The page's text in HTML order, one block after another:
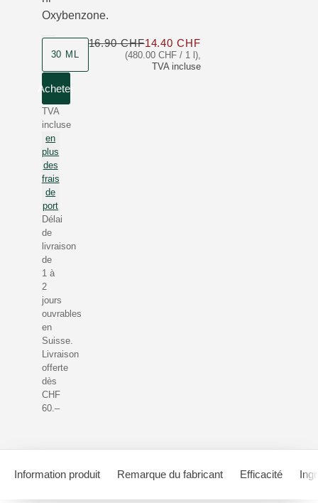
Oxybenzone.
30 ML (480.00 CHF / 1 l),
TVA incluse
16.90 CHF14.40 CHFSeulement 14.40 CHF
Acheter
TVA
incluse
en
plus
des
frais
de
port
Délai
de
livraison
de
1 à
2
jours
ouvrables
en
Suisse.
Livraison
offerte
dès
CHF
60.–
Information produit Remarque du fabricant Efficacité